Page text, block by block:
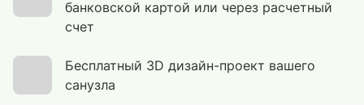
банковской картой или через расчетный
счет
Бесплатный 3D дизайн-проект вашего
санузла